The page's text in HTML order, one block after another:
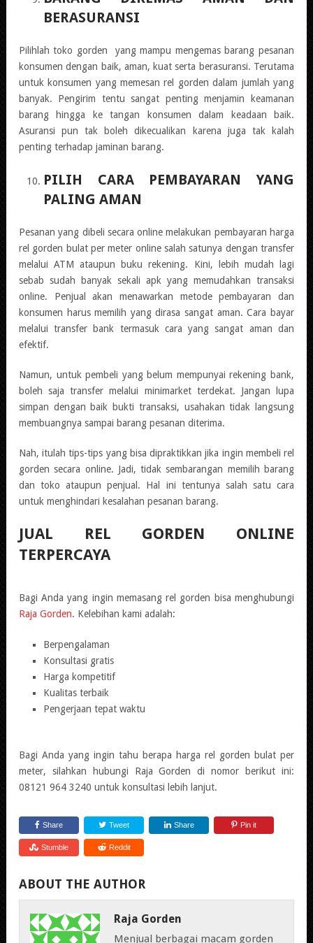
BERASURANSI
Pilihlah toko gorden yang mampu mengemas barang pesanan
konsumen dengan baik, aman, kuat serta berasuransi. Terutama
untuk konsumen yang memesan rel gorden dalam jumlah yang
banyak. Pengirim tentu sangat penting menjamin keamanan
barang hingga ke tangan konsumen dalam keadaan baik.
Asuransi pun tak boleh dikecualikan karena juga tak kalah
penting terhadap jaminan barang.
PILIH CARA PEMBAYARAN YANG
PALING AMAN
Pesanan yang dibeli secara online melakukan pembayaran harga
rel gorden bulat per meter online salah satunya dengan transfer
melalui ATM ataupun buku rekening. Kini, lebih mudah lagi
sebab sudah banyak sekali apk yang memudahkan transaksi
online. Penjual akan menawarkan metode pembayaran dan
konsumen harus memilih yang dirasa sangat aman. Cara bayar
melalui transfer bank termasuk cara yang sangat aman dan
efektif.
Namun, untuk pembeli yang belum mempunyai rekening bank,
boleh saja transfer melalui minimarket terdekat. Jangan lupa
simpan dengan baik bukti transaksi, usahakan tidak langsung
membuangnya sampai barang pesanan diterima.
Nah, itulah tips-tips yang bisa dipraktikkan jika ingin membeli rel
gorden secara online. Jadi, tidak sembarangan memilih barang
dan toko ataupun penjual. Hal ini tentunya salah satu cara
untuk menghindari kesalahan pesanan barang.
JUAL REL GORDEN ONLINE
TERPERCAYA
Bagi Anda yang ingin memasang rel gorden bisa menghubungi
Raja Gorden. Kelebihan kami adalah:
Berpengalaman
Konsultasi gratis
Harga kompetitif
Kualitas terbaik
Pengerjaan tepat waktu
Bagi Anda yang ingin tahu berapa harga rel gorden bulat per
meter, silahkan hubungi Raja Gorden di nomor berikut ini:
08121 964 3240 untuk konsultasi lebih lanjut.
Share Tweet Share Pin it
Stumble Reddit
ABOUT THE AUTHOR
Raja Gorden
Menjual berbagai macam gorden